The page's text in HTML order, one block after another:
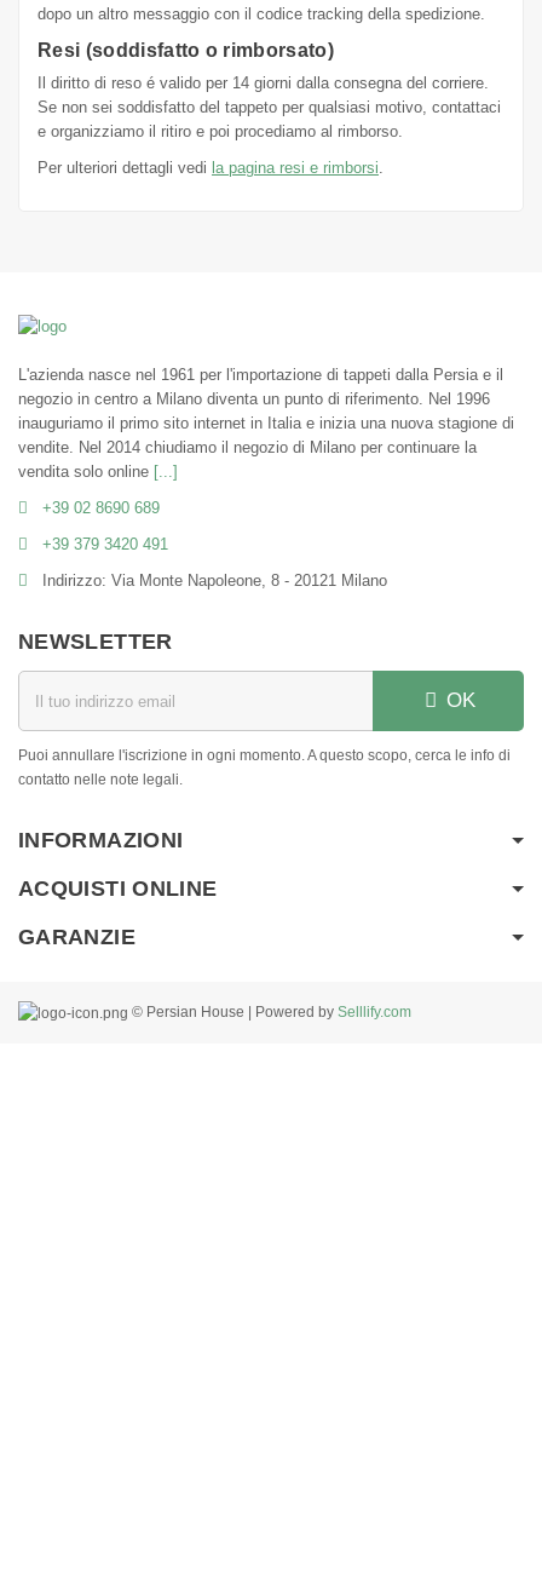
dopo un altro messaggio con il codice tracking della spedizione.
Resi (soddisfatto o rimborsato)
Il diritto di reso é valido per 14 giorni dalla consegna del corriere.
Se non sei soddisfatto del tappeto per qualsiasi motivo, contattaci
e organizziamo il ritiro e poi procediamo al rimborso.
Per ulteriori dettagli vedi la pagina resi e rimborsi
L'azienda nasce nel 1961 per l'importazione di tappeti dalla Persia e il
negozio in centro a Milano diventa un punto di riferimento. Nel 1996
inauguriamo il primo sito internet in Italia e inizia una nuova stagione di
vendite. Nel 2014 chiudiamo il negozio di Milano per continuare la
vendita solo online [...]
+39 02 8690 689
+39 379 3420 491
Indirizzo: Via Monte Napoleone, 8 - 20121 Milano
NEWSLETTER
OK
Puoi annullare l'iscrizione in ogni momento. A questo scopo, cerca le info di
contatto nelle note legali.
INFORMAZIONI
ACQUISTI ONLINE
GARANZIE
© Persian House | Powered by Selllify.com